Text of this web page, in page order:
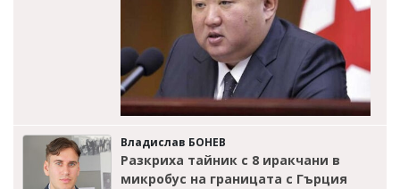
Владислав БОНЕВ
Разкриха тайник с 8 иракчани в
микробус на границата с Гърция